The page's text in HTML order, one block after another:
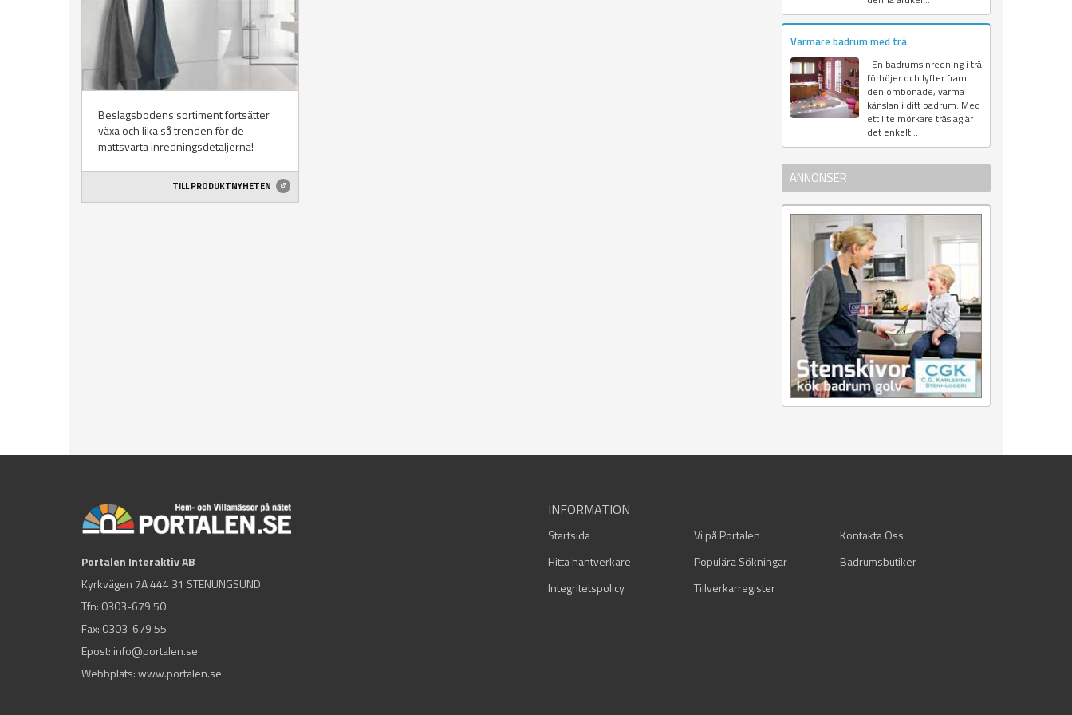
Beslagsbodens sortiment fortsätter
växa och lika så trenden för de
mattsvarta inredningsdetaljerna!
TILL PRODUKTNYHETEN
Varmare badrum med trä
En badrumsinredning i trä
förhöjer och lyfter fram
den ombonade, varma
känslan i ditt badrum. Med
ett lite mörkare träslag är
det enkelt...
ANNONSER
Portalen Interaktiv AB
Kyrkvägen 7A 444 31 STENUNGSUND
Tfn: 0303-679 50
Fax: 0303-679 55
Epost: info@portalen.se
Webbplats: www.portalen.se
INFORMATION
Startsida Vi på Portalen
Kontakta Oss
Hitta hantverkare
Populära Sökningar
Badrumsbutiker
Integritetspolicy
Tillverkarregister